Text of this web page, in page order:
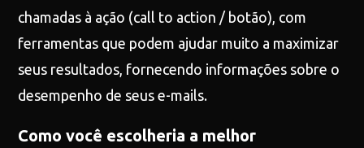
chamadas à ação (call to action / botão), com
ferramentas que podem ajudar muito a maximizar
seus resultados, fornecendo informações sobre o
desempenho de seus e-mails.
Como você escolheria a melhor